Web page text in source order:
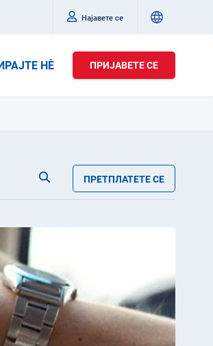
Најавете се
НÈ ПРИЈАВЕТЕ СЕ
ПРЕТПЛАТЕТЕ СЕ